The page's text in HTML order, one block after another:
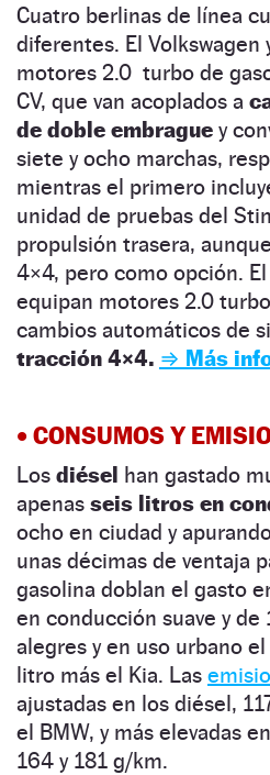
Cuatro berlinas de línea
diferentes. El Volkswagen
motores 2.0 turbo de
CV, que van acoplados a
de doble embrague y
siete y ocho marchas,
mientras el primero
unidad de pruebas del
propulsión trasera,
4×4, pero como opción.
equipan motores 2.0
cambios automáticos de
tracción 4×4. ⇒ Más
•CONSUMOS Y
Los diésel han gastado
apenas seis litros en
ocho en ciudad y
unas décimas de ventaja
gasolina doblan el gasto
en conducción suave y de
alegres y en uso urbano
litro más el Kia. Las
ajustadas en los diésel,
el BMW, y más elevadas
164 y 181 g/km.